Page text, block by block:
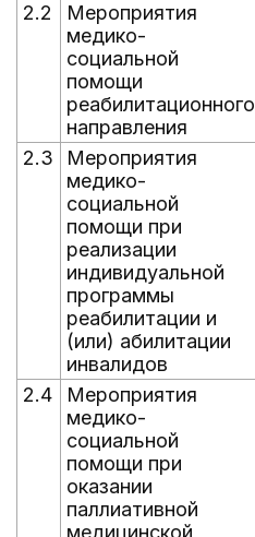
2.2
Мероприятия
медико-
социальной
помощи
реабилитационного
направления
2.3
Мероприятия
медико-
социальной
помощи при
реализации
индивидуальной
программы
реабилитации и
(или) абилитации
инвалидов
2.4
Мероприятия
медико-
социальной
помощи при
оказании
паллиативной
медицинской